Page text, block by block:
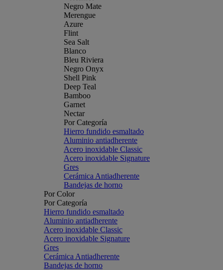
Negro Mate
Merengue
Azure
Flint
Sea Salt
Blanco
Bleu Riviera
Negro Onyx
Shell Pink
Deep Teal
Bamboo
Garnet
Nectar
Por Categoría
Hierro fundido esmaltado
Aluminio antiadherente
Acero inoxidable Classic
Acero inoxidable Signature
Gres
Cerámica Antiadherente
Bandejas de horno
Por Color
Por Categoría
Hierro fundido esmaltado
Aluminio antiadherente
Acero inoxidable Classic
Acero inoxidable Signature
Gres
Cerámica Antiadherente
Bandejas de horno